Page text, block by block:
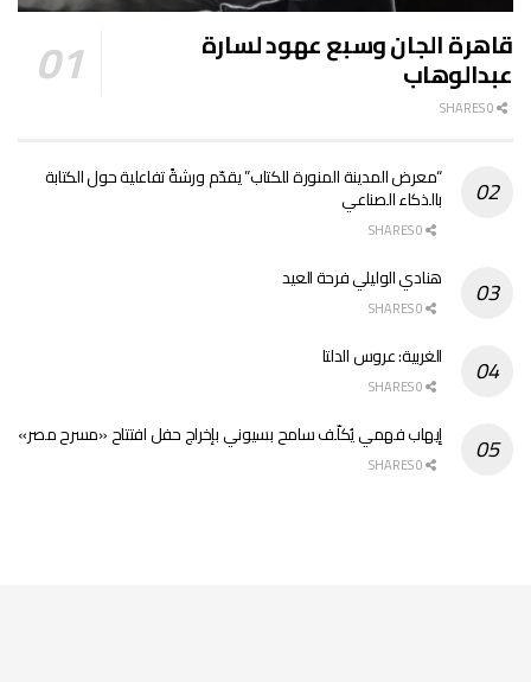
قاهرة الجان وسبع عهود لسارة
عبدالوهاب
“معرض المدينة المنورة للكتاب” يقدّم ورشةً تفاعلية حول الكتابة
بالذكاء الصناعي
هنادي الوليلي فرحة العيد
الغربية: عروس الدلتا
إيهاب فهمي يُكلّف سامح بسيوني بإخراج حفل افتتاح «مسرح مصر»